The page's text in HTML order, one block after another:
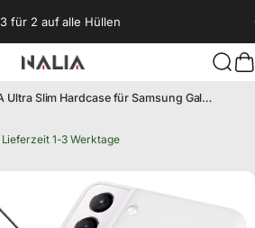
3 für 2 auf alle Hüllen
NALIA Berlin
NALIA Ultra Slim Hardcase für Samsung Galaxy S21 – Matt & 0.3mm Dünn – PHANTOM (Dünnes Cover & Kamera-Vollschutz) – Marke aus Berlin
Lieferzeit 1-3 Werktage